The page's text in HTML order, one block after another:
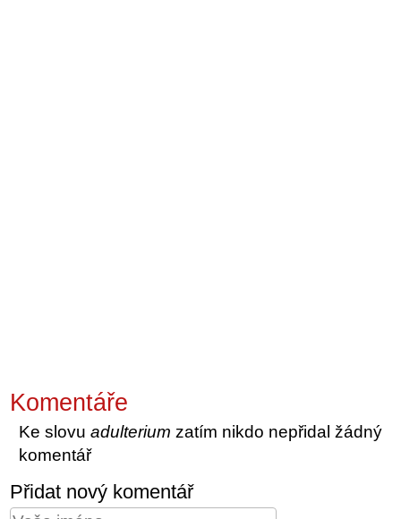
Komentáře
Ke slovuadulterium zatím nikdo nepřidal žádný
komentář
Přidat nový komentář